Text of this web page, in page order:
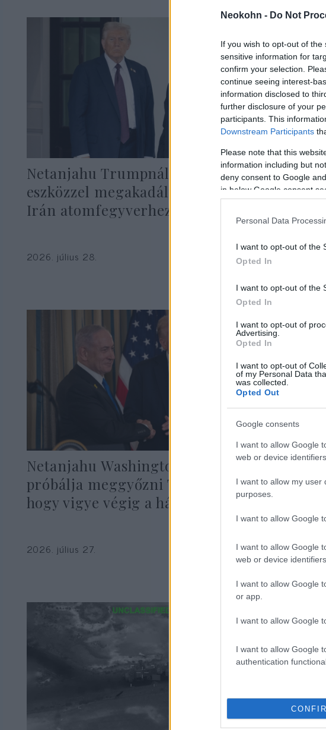
Neokohn - Do Not
If you wish to opt-out of
sensitive information for
confirm your selection.
continue seeing interest-
information disclosed to
further disclosure of your
participants. This
Downstream Participants
Please note that this
information including but
deny consent to Google
in below Google consent
Personal Data
I want to opt-out of the
Opted In
I want to opt-out of the
Opted In
I want to opt-out of
Advertising.
Opted In
I want to opt-out of
of my Personal Data
was collected.
Opted Out
Google consents
I want to allow Google
web or device
I want to allow my user
purposes.
I want to allow Google
I want to allow Google
web or device
I want to allow Google
or app.
I want to allow Google
I want to allow Google
authentication
Netanjahu Trumpnál: bármi
eszközzel megakadályozzák, hogy
Irán atomfegyverhez jusson
2026. július 28.
WSJ:
2026.
Netanjahu Washingtonban
próbálja meggyőzni Trumpot,
hogy vigye végig a háborút
2026. július 27.
Az
2026.